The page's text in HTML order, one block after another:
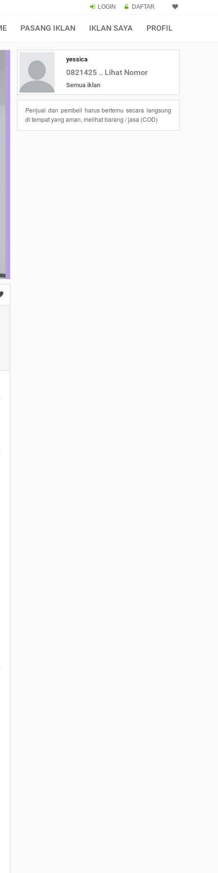
LOGIN DAFTAR
PASANG IKLAN IKLAN SAYA PROFIL
yessica
0821425 .. Lihat Nomor
Semua iklan
Penjual dan pembeli harus bertemu secara langsung
di tempat yang aman, melihat barang / jasa (COD)